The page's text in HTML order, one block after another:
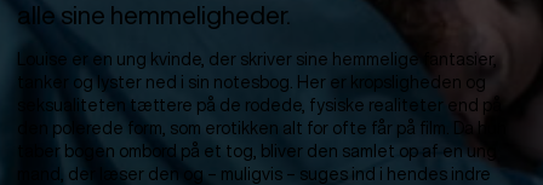
alle sine hemmeligheder.
Louise er en ung kvinde, der skriver sine hemmelige fantasier,
tanker og lyster ned i sin notesbog. Her er kropsligheden og
seksualiteten tættere på de rodede, fysiske realiteter end på
den polerede form, som erotikken alt for ofte får på film. Da hun
taber bogen ombord på et tog, bliver den samlet op af en ung
mand, der læser den og – muligvis – suges ind i hendes indre